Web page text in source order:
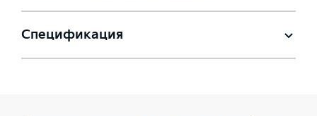
Спецификация